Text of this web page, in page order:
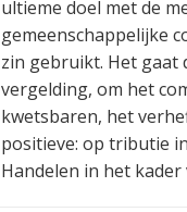
ultieme doel met de
gemeenschappelijke
zin gebruikt. Het gaat
vergelding, om het
kwetsbaren, het
positieve: op tributie
Handelen in het kader